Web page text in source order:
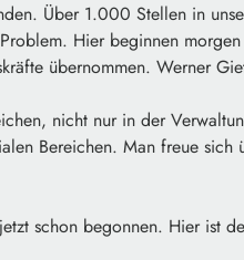
Über 1.000 Stellen in
Hier beginnen
übernommen. Werner
nicht nur in der
Bereichen. Man freue sich
schon begonnen. Hier ist